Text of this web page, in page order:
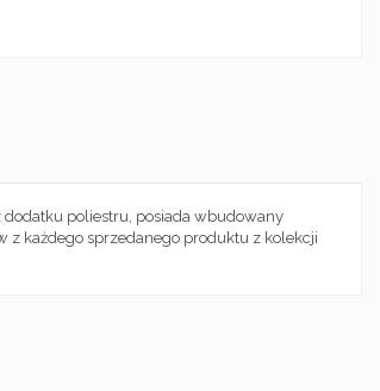
dodatku poliestru, posiada wbudowany
z każdego sprzedanego produktu z kolekcji